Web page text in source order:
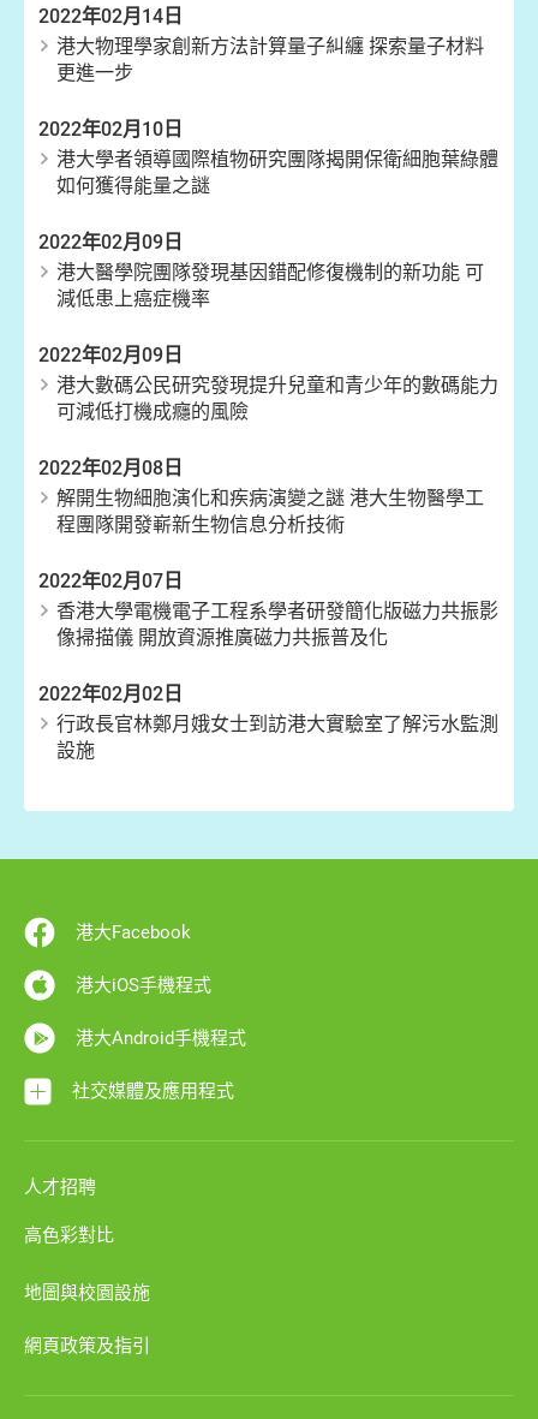
2022年02月14日
港大物理學家創新方法計算量子糾纏 探索量子材料
更進一步
2022年02月10日
港大學者領導國際植物研究團隊揭開保衛細胞葉綠體
如何獲得能量之謎
2022年02月09日
港大醫學院團隊發現基因錯配修復機制的新功能 可
減低患上癌症機率
2022年02月09日
港大數碼公民研究發現提升兒童和青少年的數碼能力
可減低打機成癮的風險
2022年02月08日
解開生物細胞演化和疾病演變之謎 港大生物醫學工
程團隊開發嶄新生物信息分析技術
2022年02月07日
香港大學電機電子工程系學者研發簡化版磁力共振影
像掃描儀 開放資源推廣磁力共振普及化
2022年02月02日
行政長官林鄭月娥女士到訪港大實驗室了解污水監測
設施
港大Facebook
港大iOS手機程式
港大Android手機程式
社交媒體及應用程式
人才招聘
高色彩對比
地圖與校園設施
網頁政策及指引